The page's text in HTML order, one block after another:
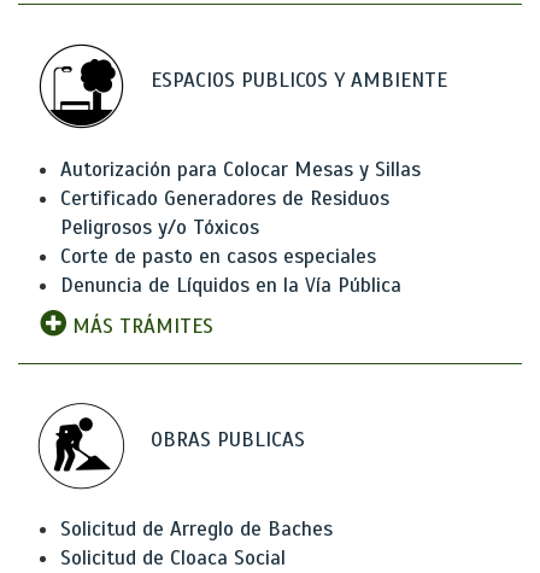
ESPACIOS PUBLICOS Y AMBIENTE
Autorización para Colocar Mesas y Sillas
Certificado Generadores de Residuos
Peligrosos y/o Tóxicos
Corte de pasto en casos especiales
Denuncia de Líquidos en la Vía Pública
MÁS TRÁMITES
OBRAS PUBLICAS
Solicitud de Arreglo de Baches
Solicitud de Cloaca Social